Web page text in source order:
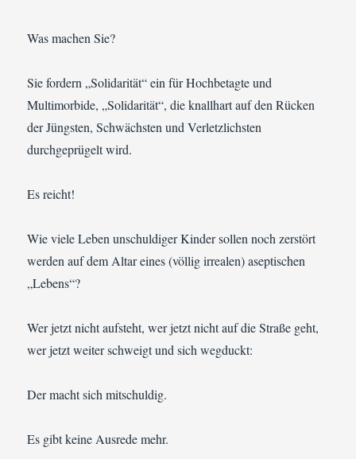
Was machen Sie?
Sie fordern „Solidarität“ ein für Hochbetagte und
Multimorbide, „Solidarität“, die knallhart auf den Rücken
der Jüngsten, Schwächsten und Verletzlichsten
durchgeprügelt wird.
Es reicht!
Wie viele Leben unschuldiger Kinder sollen noch zerstört
werden auf dem Altar eines (völlig irrealen) aseptischen
„Lebens“?
Wer jetzt nicht aufsteht, wer jetzt nicht auf die Straße geht,
wer jetzt weiter schweigt und sich wegduckt:
Der macht sich mitschuldig.
Es gibt keine Ausrede mehr.